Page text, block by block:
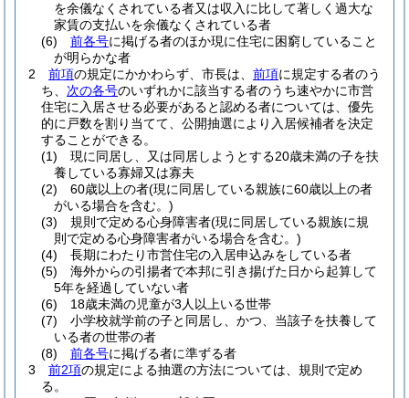
を余儀なくされている者又は収入に比して著しく過大な
家賃の支払いを余儀なくされている者
(6)
前各号に掲げる者のほか現に住宅に困窮していること
が明らかな者
2
前項の規定にかかわらず、市長は、 前項に規定する者のう
ち、 次の各号のいずれかに該当する者のうち速やかに市営
住宅に入居させる必要があると認める者については、優先
的に戸数を割り当てて、公開抽選により入居候補者を決定
することができる。
(1)
現に同居し、又は同居しようとする20歳未満の子を扶
養している寡婦又は寡夫
(2)
60歳以上の者(現に同居している親族に60歳以上の者
がいる場合を含む。)
(3)
規則で定める心身障害者(現に同居している親族に規
則で定める心身障害者がいる場合を含む。)
(4)
長期にわたり市営住宅の入居申込みをしている者
(5)
海外からの引揚者で本邦に引き揚げた日から起算して
5年を経過していない者
(6)
18歳未満の児童が3人以上いる世帯
(7)
小学校就学前の子と同居し、かつ、当該子を扶養して
いる者の世帯の者
(8)
前各号に掲げる者に準ずる者
3
前2項の規定による抽選の方法については、規則で定め
る。